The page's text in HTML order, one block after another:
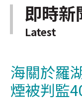
即時新
Latest
海關於羅
煙被判監